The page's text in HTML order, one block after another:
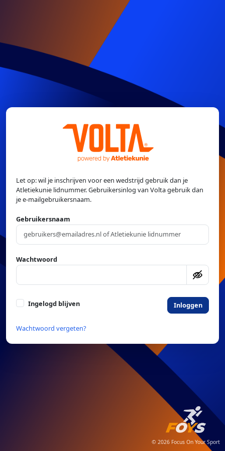
Let op: wil je inschrijven voor een wedstrijd gebruik dan je
Atletiekunie lidnummer. Gebruikersinlog van Volta gebruik dan
je e-mailgebruikersnaam.
Gebruikersnaam
Wachtwoord
Ingelogd blijven Inloggen
Wachtwoord vergeten?
© 2026 Focus On Your Sport